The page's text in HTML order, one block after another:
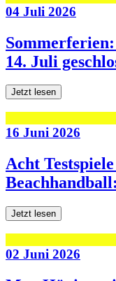
04 Juli 2026
14. Juli
Jetzt lesen
16 Juni 2026
Acht
Jetzt lesen
02 Juni 2026